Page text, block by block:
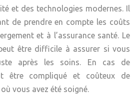
et des technologies modernes. Il
de prendre en compte les coûts
et à l’assurance santé. Le
être difficile à assurer si vous
après les soins. En cas de
être compliqué et coûteux de
vous avez été soigné.